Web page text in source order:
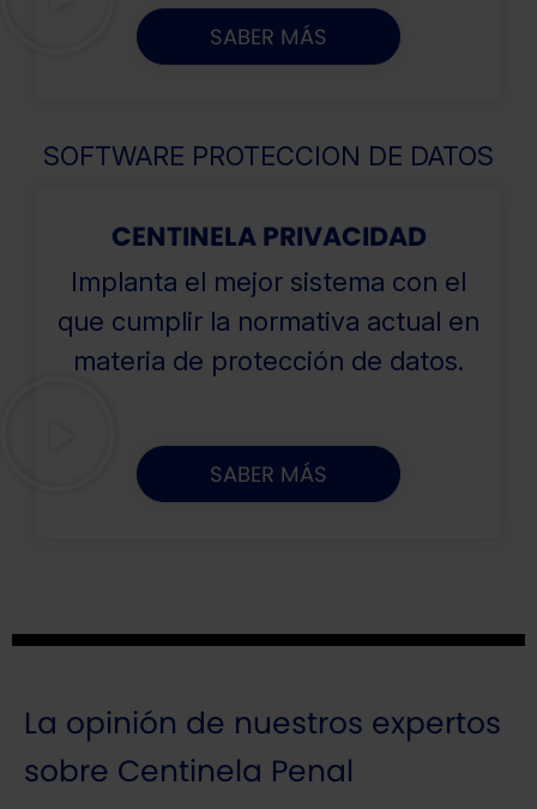
SABER MÁS
SOFTWARE PROTECCION DE DATOS
CENTINELA PRIVACIDAD
Implanta el mejor sistema con el
que cumplir la normativa actual en
materia de protección de datos.
SABER MÁS
La opinión de nuestros expertos
sobre Centinela Penal